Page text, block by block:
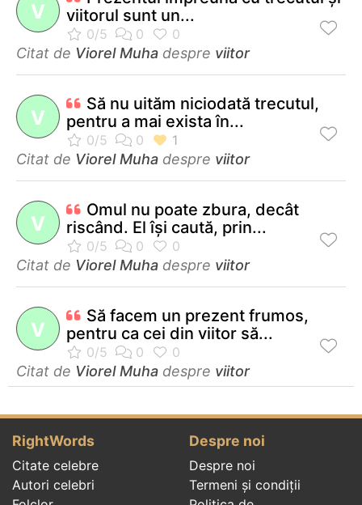
V
viitorul sunt un...
Citat de Viorel Muha despre viitor
V
Să nu uităm niciodată trecutul,
pentru a mai exista în...
Citat de Viorel Muha despre viitor
V
Omul nu poate zbura, decât
riscând. El îşi caută, prin...
Citat de Viorel Muha despre viitor
V
Să facem un prezent frumos,
pentru ca cei din viitor să...
Citat de Viorel Muha despre viitor
RightWords
Citate celebre
Autori celebri
Despre noi
Despre noi
Termeni și condiții